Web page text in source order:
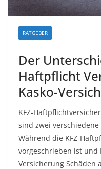
RATGEBER
Der
Haftpflicht
Kasko-
KFZ-
sind zwei
Während die KFZ-
vorgeschrieben ist und
Versicherung Schäden